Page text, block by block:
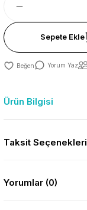
Sepete Ekle
Yorum Yaz
Ürün Bilgisi
Taksit Seçenekleri
Yorumlar (0)